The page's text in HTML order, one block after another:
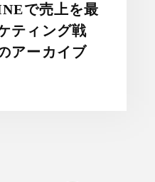
で売上を最
ティング戦
アーカイブ